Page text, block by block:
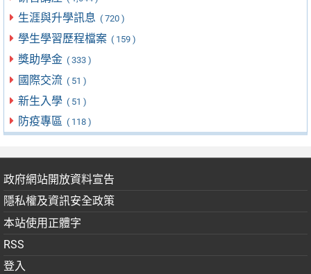
生涯與升學訊息 ( 720 )
學生學習歷程檔案 ( 159 )
獎助學金 ( 333 )
國際交流 ( 51 )
新生入學 ( 51 )
防疫專區 ( 118 )
政府網站開放資料宣告
隱私權及資訊安全政策
本站使用正體字
RSS
登入